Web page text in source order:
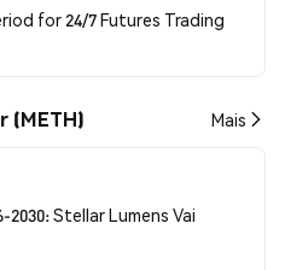
for 24/7 Futures Trading
(METH) Mais
2030: Stellar Lumens Vai